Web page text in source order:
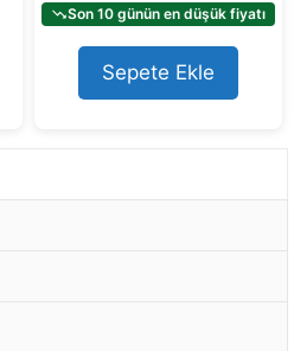
t
o
f
5
Son 10 günün en düşük fiyatı
Sepete Ekle